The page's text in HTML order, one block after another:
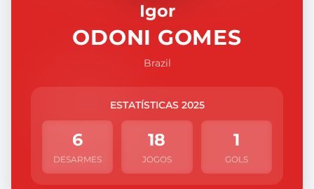
Igor
ODONI GOMES
Brazil
ESTATÍSTICAS 2025
6
DESARMES
18
JOGOS
1
GOLS